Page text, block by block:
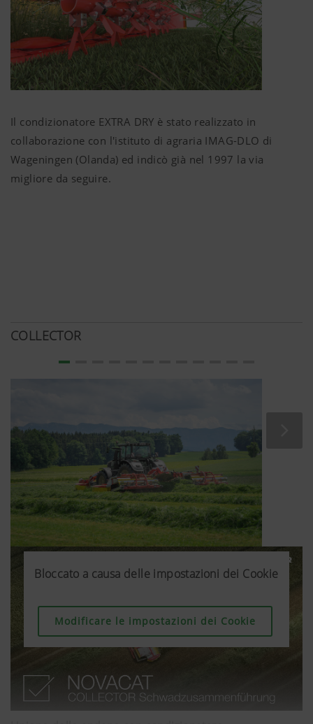
Il condizionatore EXTRA DRY è stato realizzato in
collaborazione con l'istituto di agraria IMAG-DLO di
Wageningen (Olanda) ed indicò già nel 1997 la via
migliore da seguire.
COLLECTOR
Bloccato a causa delle impostazioni dei Cookie
Modificare le impostazioni dei Cookie
Bloccato a causa delle impostazioni dei Cookie
Modificare le impostazioni dei Cookie